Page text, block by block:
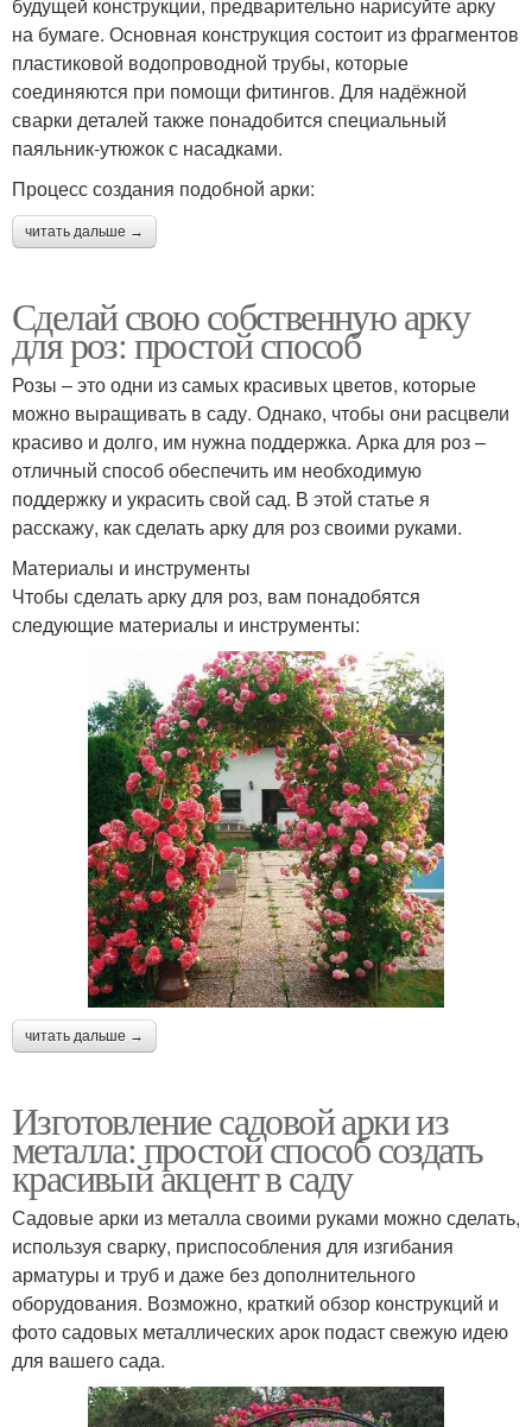
будущей конструкции, предварительно нарисуйте арку
на бумаге. Основная конструкция состоит из фрагментов
пластиковой водопроводной трубы, которые
соединяются при помощи фитингов. Для надёжной
сварки деталей также понадобится специальный
паяльник-утюжок с насадками.
Процесс создания подобной арки:
читать дальше →
Сделай свою собственную арку
для роз: простой способ
Розы – это одни из самых красивых цветов, которые
можно выращивать в саду. Однако, чтобы они расцвели
красиво и долго, им нужна поддержка. Арка для роз –
отличный способ обеспечить им необходимую
поддержку и украсить свой сад. В этой статье я
расскажу, как сделать арку для роз своими руками.
Материалы и инструменты
Чтобы сделать арку для роз, вам понадобятся
следующие материалы и инструменты:
читать дальше →
Изготовление садовой арки из
металла: простой способ создать
красивый акцент в саду
Садовые арки из металла своими руками можно сделать,
используя сварку, приспособления для изгибания
арматуры и труб и даже без дополнительного
оборудования. Возможно, краткий обзор конструкций и
фото садовых металлических арок подаст свежую идею
для вашего сада.